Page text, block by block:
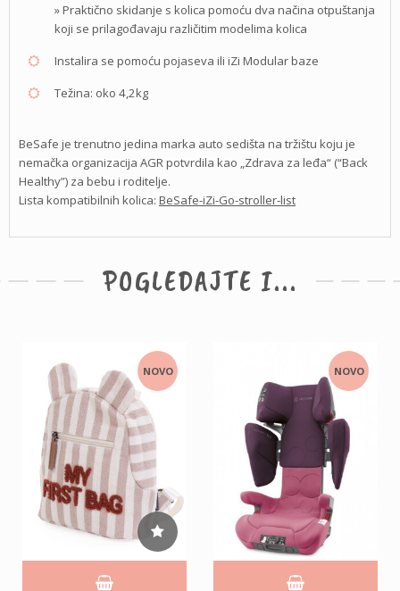
» Praktično skidanje s kolica pomoću dva načina otpuštanja
koji se prilagođavaju različitim modelima kolica
Instalira se pomoću pojaseva ili iZi Modular baze
Težina: oko 4,2kg
BeSafe je trenutno jedina marka auto sedišta na tržištu koju je
nemačka organizacija AGR potvrdila kao „Zdrava za leđa“ (“Back
Healthy”) za bebu i roditelje.
Lista kompatibilnih kolica: BeSafe-iZi-Go-stroller-list
POGLEDAJTE I...
NOVO NOVO